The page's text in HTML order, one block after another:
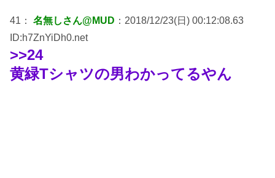
41： 名無しさん@MUD ：2018/12/23(日) 00:12:08.63
ID:h7ZnYiDh0.net
>>24
黄緑Tシャツの男わかってるやん